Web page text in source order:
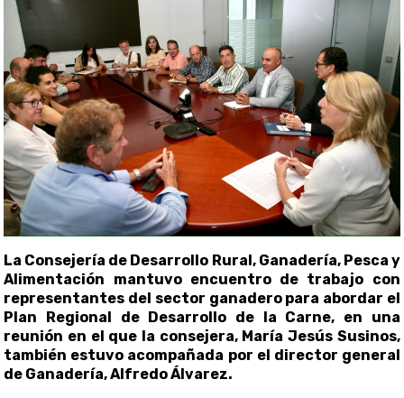
La Consejería de Desarrollo Rural, Ganadería, Pesca y
Alimentación mantuvo encuentro de trabajo con
representantes del sector ganadero para abordar el
Plan Regional de Desarrollo de la Carne, en una
reunión en el que la consejera, María Jesús Susinos,
también estuvo acompañada por el director general
de Ganadería, Alfredo Álvarez.